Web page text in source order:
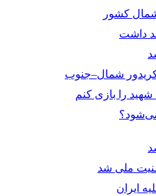
کشور
داشت
شمال–جنوب
را بازی کنم
می‌شود؟
ملی شد
ایران